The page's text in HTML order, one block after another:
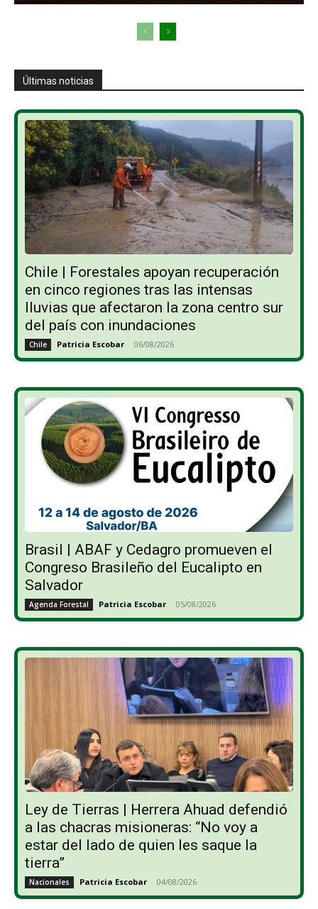
Últimas noticias
Chile | Forestales apoyan recuperación
en cinco regiones tras las intensas
lluvias que afectaron la zona centro sur
del país con inundaciones
Chile Patricia Escobar - 06/08/2026
Brasil | ABAF y Cedagro promueven el
Congreso Brasileño del Eucalipto en
Salvador
Agenda Forestal Patricia Escobar - 05/08/2026
Ley de Tierras | Herrera Ahuad defendió
a las chacras misioneras: “No voy a
estar del lado de quien les saque la
tierra”
Nacionales Patricia Escobar - 04/08/2026